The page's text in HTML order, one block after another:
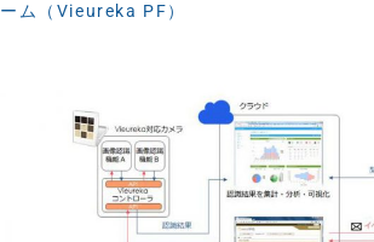
ーム（Vieureka PF）